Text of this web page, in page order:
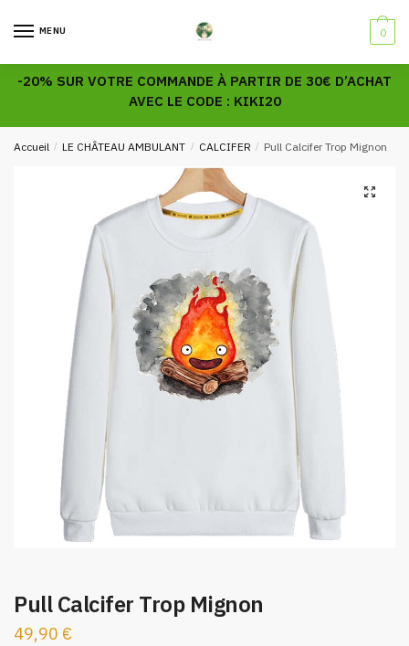
MENU 0
-20% SUR VOTRE COMMANDE À PARTIR DE 30€ D’ACHAT
AVEC LE CODE : KIKI20
Accueil / LE CHÂTEAU AMBULANT / CALCIFER / Pull Calcifer Trop Mignon
🔍
Pull Calcifer Trop Mignon
49,90 €